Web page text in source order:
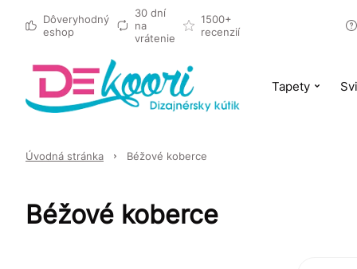
Dôveryhodný
eshop
30 dní
na
vrátenie
1500+
recenzií
Tapety
Úvodná stránka Béžové koberce
Béžové koberce